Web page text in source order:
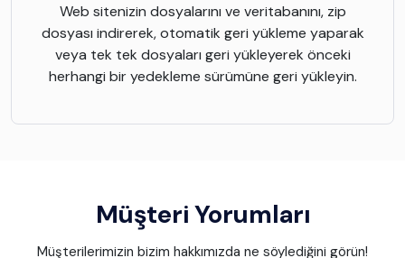
Web sitenizin dosyalarını ve veritabanını, zip
dosyası indirerek, otomatik geri yükleme yaparak
veya tek tek dosyaları geri yükleyerek önceki
herhangi bir yedekleme sürümüne geri yükleyin.
Müşteri Yorumları
Müşterilerimizin bizim hakkımızda ne söylediğini görün!